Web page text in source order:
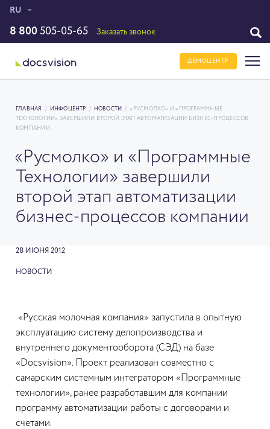
RU
8 800 505-05-65 Заказать звонок
ДЕМОЦЕНТР
ГЛАВНАЯ / ИНФОЦЕНТР / НОВОСТИ /
«РУСМОЛКО» И «ПРОГРАММНЫЕ
ТЕХНОЛОГИИ» ЗАВЕРШИЛИ ВТОРОЙ ЭТАП АВТОМАТИЗАЦИИ БИЗНЕС-ПРОЦЕССОВ
КОМПАНИИ
«Русмолко» и «Программные
Технологии» завершили
второй этап автоматизации
бизнес-процессов компании
28 ИЮНЯ 2012
НОВОСТИ
«Русская молочная компания» запустила в опытную
эксплуатацию систему делопроизводства и
внутреннего документооборота (СЭД) на базе
«Docsvision». Проект реализован совместно с
самарским системным интегратором «Программные
технологии», ранее разработавшим для компании
программу автоматизации работы с договорами и
счетами.